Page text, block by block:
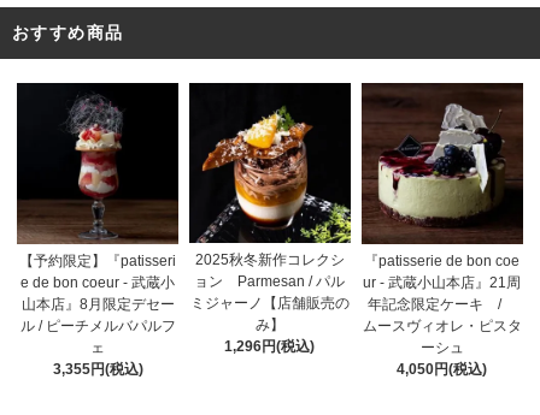
おすすめ商品
【予約限定】『patisseri
e de bon coeur - 武蔵小
山本店』8月限定デセー
ル / ピーチメルバパルフ
ェ
3,355円(税込)
2025秋冬新作コレクシ
ョン Parmesan / パル
ミジャーノ【店舗販売の
み】
1,296円(税込)
『patisserie de bon coe
ur - 武蔵小山本店』21周
年記念限定ケーキ /
ムースヴィオレ・ピスタ
ーシュ
4,050円(税込)